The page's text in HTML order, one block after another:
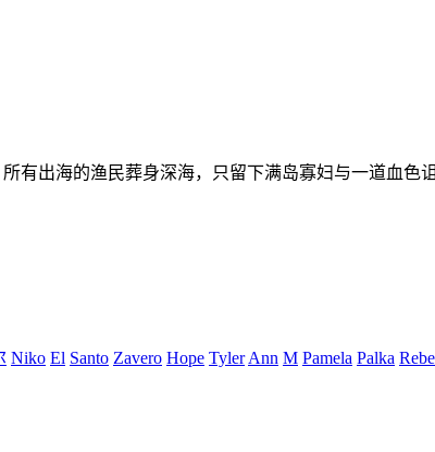
出海的渔民葬身深海，只留下满岛寡妇与一道血色
Niko El Santo Zavero Hope TylerAnn M Pamela Palka